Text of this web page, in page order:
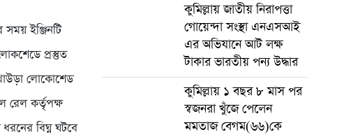
ইঞ্জিনটি
প্রস্তুত
লোকোশেড
রেল কর্তৃপক্ষ
বিঘ্ন ঘটবে
কুমিল্লায় জাতীয় নিরাপত্তা
গোয়েন্দা সংস্থা এনএসআই
এর অভিযানে আট লক্ষ
টাকার ভারতীয় পন্য উদ্ধার
কুমিল্লায় ১ বছর ৮ মাস পর
স্বজনরা খুঁজে পেলেন
মমতাজ বেগম(৬৬)কে